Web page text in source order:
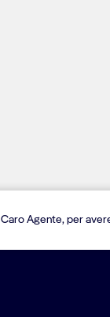
Caro Agente, per